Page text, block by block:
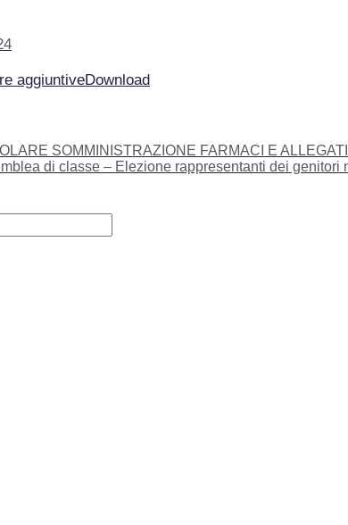
aggiuntiveDownload
SOMMINISTRAZIONE FARMACI E
di classe – Elezione rappresentanti dei genitori